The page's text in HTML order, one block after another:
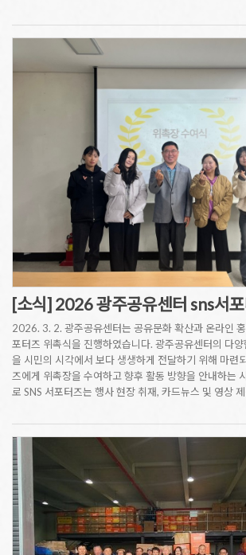
[소식] 2026 광주공유센터 sns서
2026. 3. 2. 광주공유센터는 공유문화 확산과 온라인
포터즈 위촉식을 진행하였습니다. 광주공유센터의 다
을 시민의 시각에서 보다 생생하게 전달하기 위해 마련
즈에게 위촉장을 수여하고 향후 활동 방향을 안내하는
로 SNS 서포터즈는 행사 현장 취재, 카드뉴스 및 영상